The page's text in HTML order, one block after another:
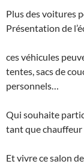
Plus des voitures
Présentation de
ces véhicules
tentes, sacs de
personnels…
Qui souhaite
tant que chauffeur
Et vivre ce salon